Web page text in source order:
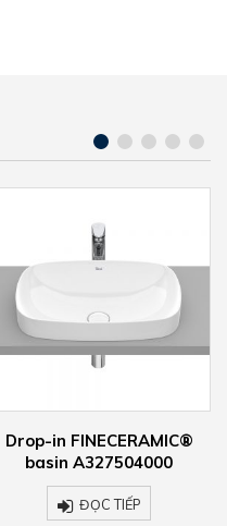
A327504000
ĐỌC TIẾP